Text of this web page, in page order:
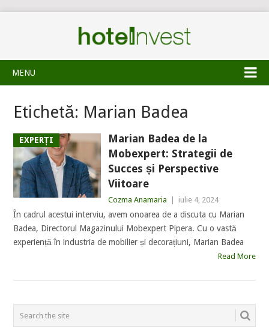
MENU
Etichetă: Marian Badea
EXPERȚI
Marian Badea de la
Mobexpert: Strategii de
Succes și Perspective
Viitoare
Cozma Anamaria iulie 4, 2024
În cadrul acestui interviu, avem onoarea de a discuta cu Marian
Badea, Directorul Magazinului Mobexpert Pipera. Cu o vastă
experiență în industria de mobilier și decorațiuni, Marian Badea
Read More
POSTS
NAVIGATION